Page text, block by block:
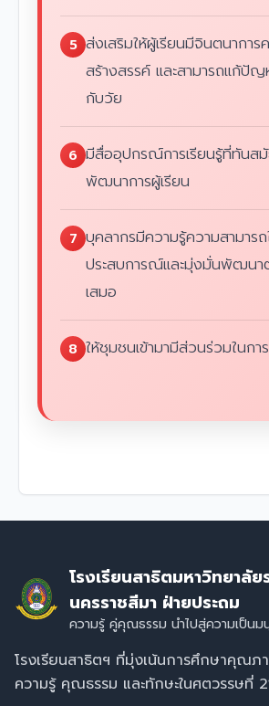
5 ส่งเสริมให้ผู้เรียนมีจินตนาการ
สร้างสรรค์ และสามารถแก้ปัญ
กับวัย
6 มีสื่ออุปกรณ์การเรียนรู้ที่ทันสมั
พัฒนาการผู้เรียน
7 บุคลากรมีความรู้ความสามาร
ประสบการณ์และมุ่งมั่นพัฒนา
เสมอ
8 ให้ชุมชนเข้ามามีส่วนร่วมในก
โรงเรียนสาธิตมหาวิทยาลัย
นครราชสีมา ฝ่ายประถม
ความรู้ คู่คุณธรรม นำไปสู่ความเป็น
โรงเรียนสาธิตฯ ที่มุ่งเน้นการศึกษาคุณ
ความรู้ คุณธรรม และทักษะในศตวรรษที่